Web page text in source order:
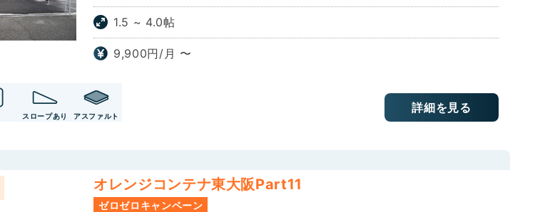
1.5 ~ 4.0帖
9,900円/月 〜
スロープあり アスファルト
詳細を見る
オレンジコンテナ東大阪Part11
ゼロゼロキャンペーン